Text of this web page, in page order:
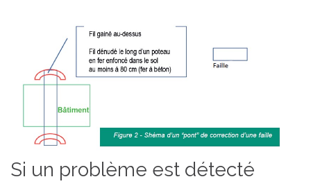
Si un problème est détecté